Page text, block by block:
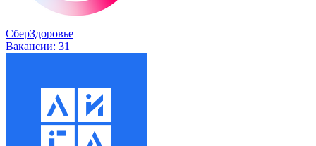
СберЗдоровье
Вакансии: 31